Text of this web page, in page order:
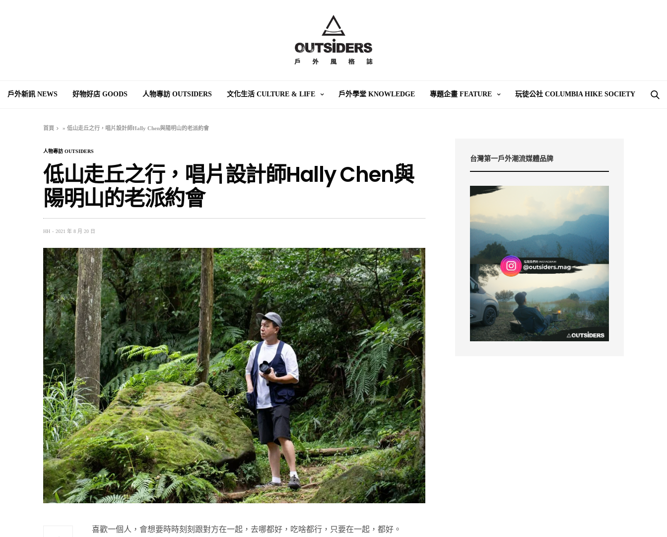
戶外新訊 NEWS 好物好店 GOODS 人物專訪 OUTSIDERS 文化生活 CULTURE & LIFE 戶外學堂 KNOWLEDGE 專題企畫 FEATURE 玩徒公社 COLUMBIA HIKE SOCIETY
首頁 »低山走丘之行，唱片設計師Hally Chen與陽明山的老派約會
人物專訪 OUTSIDERS
低山走丘之行，唱片設計師Hally Chen與
陽明山的老派約會
HH 2021 年 8 月 20 日
喜歡一個人，會想要時時刻刻跟對方在一起，去哪都好，吃啥都行，只要在一起，都好。
台灣第一戶外潮流媒體品牌